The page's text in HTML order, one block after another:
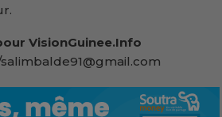
VisionGuinee.Info